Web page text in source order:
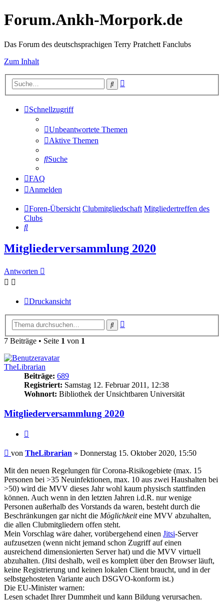
Forum.Ankh-Morpork.de
Das Forum des deutschsprachigen Terry Pratchett Fanclubs
Zum Inhalt
Suche
Schnellzugriff
Unbeantwortete Themen
Aktive Themen
Suche
FAQ
Anmelden
Foren-Übersicht Clubmitgliedschaft Mitgliedertreffen des
Clubs
Suche
Mitgliederversammlung 2020
Antworten
Druckansicht
Suche
7 Beiträge • Seite 1 von 1
TheLibrarian
Beiträge: 689
Registriert: Samstag 12. Februar 2011, 12:38
Wohnort: Bibliothek der Unsichtbaren Universität
Mitgliederversammlung 2020
Beitrag
von TheLibrarian » Donnerstag 15. Oktober 2020, 15:50
Mit den neuen Regelungen für Corona-Risikogebiete (max. 15
Personen bei >35 Neuinfektionen, max. 10 aus zwei Haushalten bei
>50) wird die MVV dieses Jahr wohl kaum physisch stattfinden
können. Auch wenn in den letzten Jahren i.d.R. nur wenige
Personen außerhalb des Vorstands da waren, besteht durch die
Beschränkungen gar nicht die Möglichkeiteine MVV abzuhalten,
die allen Clubmitgliedern offen steht.
Mein Vorschlag wäre daher, vorübergehend einen Jitsi-Server
aufzusetzen (wenn nicht jemand schon Zugriff auf einen
ausreichend dimensionierten Server hat) und die MVV virtuell
abzuhalten. (Jitsi deshalb, weil es komplett über den Browser läuft,
keine Registrierung und keinen lokalen Client braucht, und in der
selbstgehosteten Variante auch DSGVO-konform ist.)
Die EU-Minister warnen:
Lesen schadet Ihrer Dummheit und kann Bildung verursachen.